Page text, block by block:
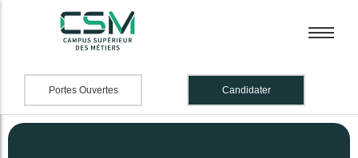
Portes Ouvertes Candidater
BTS Banque